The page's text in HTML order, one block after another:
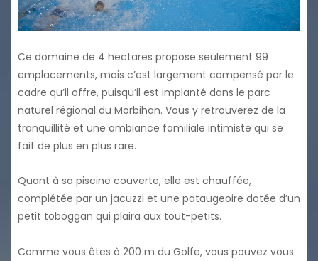
Ce domaine de 4 hectares propose seulement 99
emplacements, mais c’est largement compensé par le
cadre qu’il offre, puisqu’il est implanté dans le parc
naturel régional du Morbihan. Vous y retrouverez de la
tranquillité et une ambiance familiale intimiste qui se
fait de plus en plus rare.
Quant à sa piscine couverte, elle est chauffée,
complétée par un jacuzzi et une pataugeoire dotée d’un
petit toboggan qui plaira aux tout-petits.
Comme vous êtes à 200 m du Golfe, vous pouvez vous